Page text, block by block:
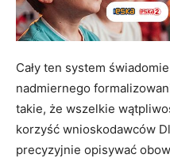
Cały ten system
nadmiernego
takie, że wszelkie
korzyść wnioskodawców
precyzyjnie opisywać